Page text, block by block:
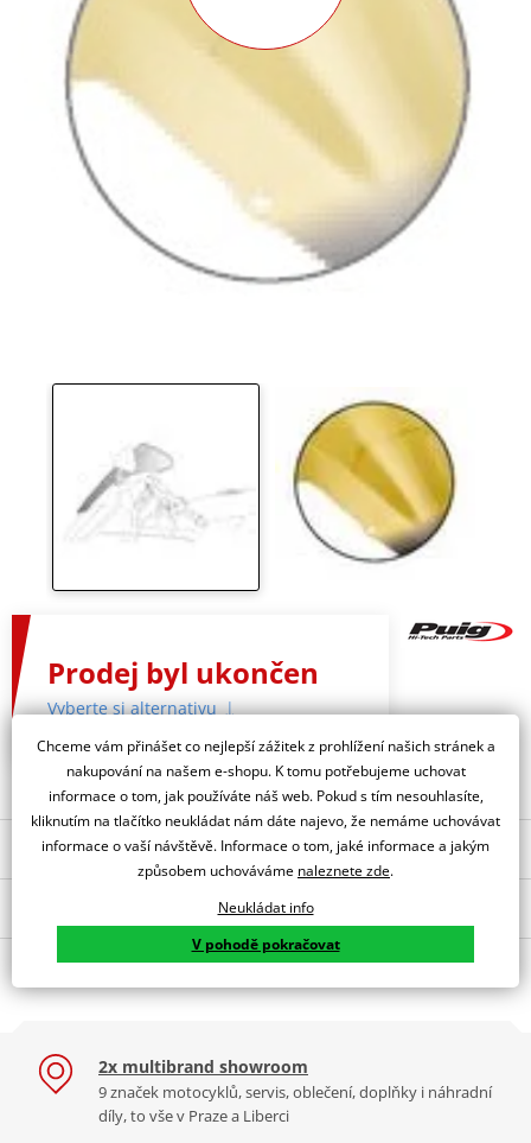
Prodej byl ukončen
Vyberte si alternativu
Nejoblíbenější kousky z kategorie
systém PUIG 9154N černý
Plexi štít PUIG RACING
8909N černý
Jsme autorizovaný
dealer značky PUIG
Tabulka velikostí
Jak se změřit
O výrobci
PUIG byl založen v roce 1964 ve Španělsku. Vyrábí se ve městě
Granollers poblíž Barcelony na ploše 8 000 m² v objektu, který se
dělí na 3 části: komerční, odlitkovou a kovových součástek. Již 40
let se účastní nejslavnějších závodů motocyklů po celém světě. V
2x multibrand showroom
9 značek motocyklů, servis, oblečení, doplňky i náhradní
díly, to vše v Praze a Liberci
Chceme vám přinášet co nejlepší zážitek z prohlížení našich stránek a
nakupování na našem e-shopu. K tomu potřebujeme uchovat
informace o tom, jak používáte náš web. Pokud s tím nesouhlasíte,
kliknutím na tlačítko neukládat nám dáte najevo, že nemáme uchovávat
informace o vaší návštěvě. Informace o tom, jaké informace a jakým
způsobem uchováváme naleznete zde.
Neukládat info
V pohodě pokračovat